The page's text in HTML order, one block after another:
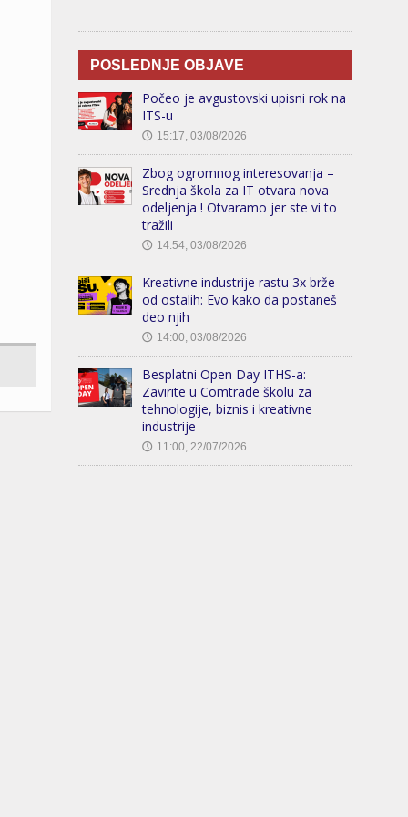
POSLEDNJE OBJAVE
Počeo je avgustovski upisni rok na
ITS-u
🕔 15:17, 03/08/2026
Zbog ogromnog interesovanja –
Srednja škola za IT otvara nova
odeljenja ! Otvaramo jer ste vi to
tražili
🕔 14:54, 03/08/2026
Kreativne industrije rastu 3x brže
od ostalih: Evo kako da postaneš
deo njih
🕔 14:00, 03/08/2026
Besplatni Open Day ITHS-a:
Zavirite u Comtrade školu za
tehnologije, biznis i kreativne
industrije
🕔 11:00, 22/07/2026